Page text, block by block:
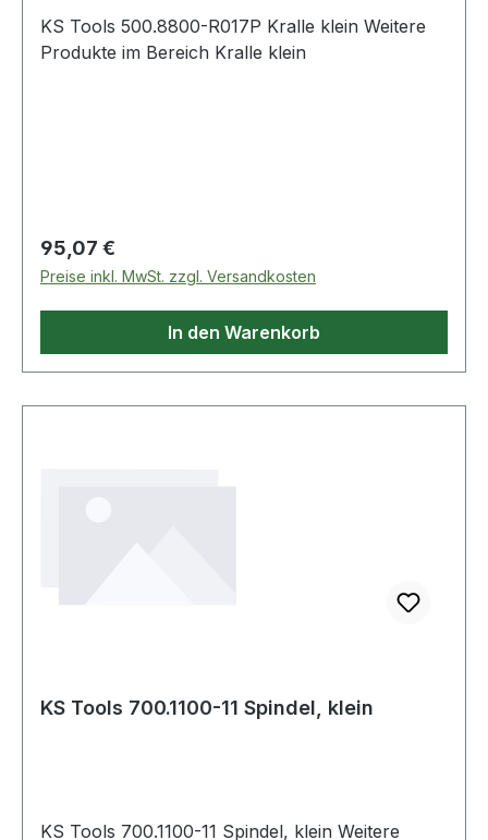
KS Tools 500.8800-R017P Kralle klein Weitere
Produkte im Bereich Kralle klein
Regulärer Preis:
95,07 €
Preise inkl. MwSt. zzgl. Versandkosten
In den Warenkorb
KS Tools 700.1100-11 Spindel, klein
KS Tools 700.1100-11 Spindel, klein Weitere